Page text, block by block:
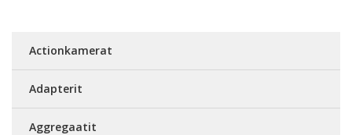
Actionkamerat
Adapterit
Aggregaatit